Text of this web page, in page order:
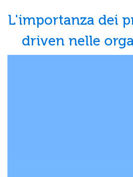
L'importanza dei
driven nelle